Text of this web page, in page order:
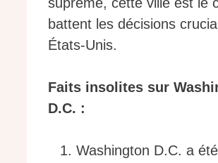
suprême, cette ville est le
battent les décisions
États-Unis.
Faits insolites sur
D.C. :
Washington D.C. a été